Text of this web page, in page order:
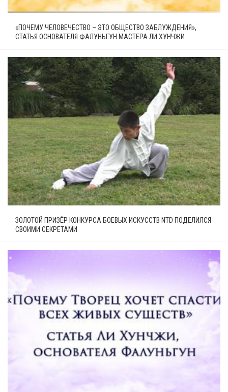
«ПОЧЕМУ ЧЕЛОВЕЧЕСТВО – ЭТО ОБЩЕСТВО ЗАБЛУЖДЕНИЯ»,
СТАТЬЯ ОСНОВАТЕЛЯ ФАЛУНЬГУН МАСТЕРА ЛИ ХУНЧЖИ
ЗОЛОТОЙ ПРИЗЁР КОНКУРСА БОЕВЫХ ИСКУССТВ NTD ПОДЕЛИЛСЯ
СВОИМИ СЕКРЕТАМИ